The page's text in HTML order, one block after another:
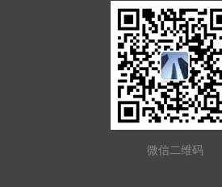
微信二维码